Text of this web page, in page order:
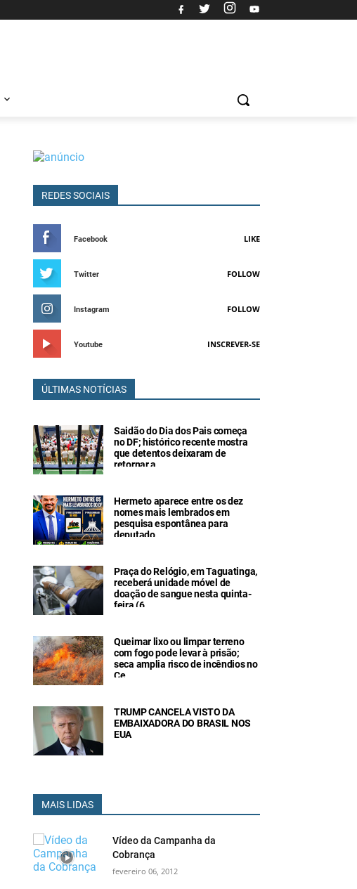
REDES SOCIAIS
Facebook LIKE
Twitter FOLLOW
Instagram FOLLOW
Youtube INSCREVER-SE
ÚLTIMAS NOTÍCIAS
Saidão do Dia dos Pais começa
no DF; histórico recente mostra
que detentos deixaram de
retornar a
Hermeto aparece entre os dez
nomes mais lembrados em
pesquisa espontânea para
deputado
Praça do Relógio, em Taguatinga,
receberá unidade móvel de
doação de sangue nesta quinta-
feira (6
Queimar lixo ou limpar terreno
com fogo pode levar à prisão;
seca amplia risco de incêndios no
Ce
TRUMP CANCELA VISTO DA
EMBAIXADORA DO BRASIL NOS
EUA
MAIS LIDAS
Vídeo da Campanha da
Cobrança
fevereiro 06, 2012